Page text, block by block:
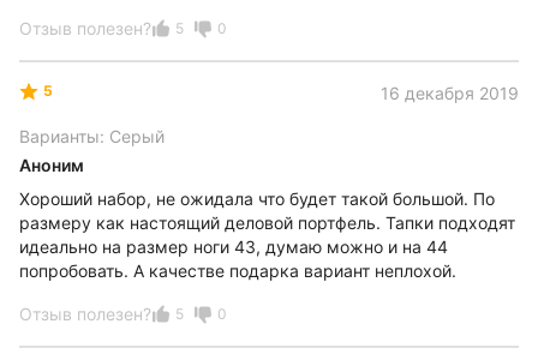
Отзыв полезен? 5 0
5 16 декабря 2019
Варианты: Серый
Аноним
Хороший набор, не ожидала что будет такой большой. По
размеру как настоящий деловой портфель. Тапки подходят
идеально на размер ноги 43, думаю можно и на 44
попробовать. А качестве подарка вариант неплохой.
Отзыв полезен? 5 0